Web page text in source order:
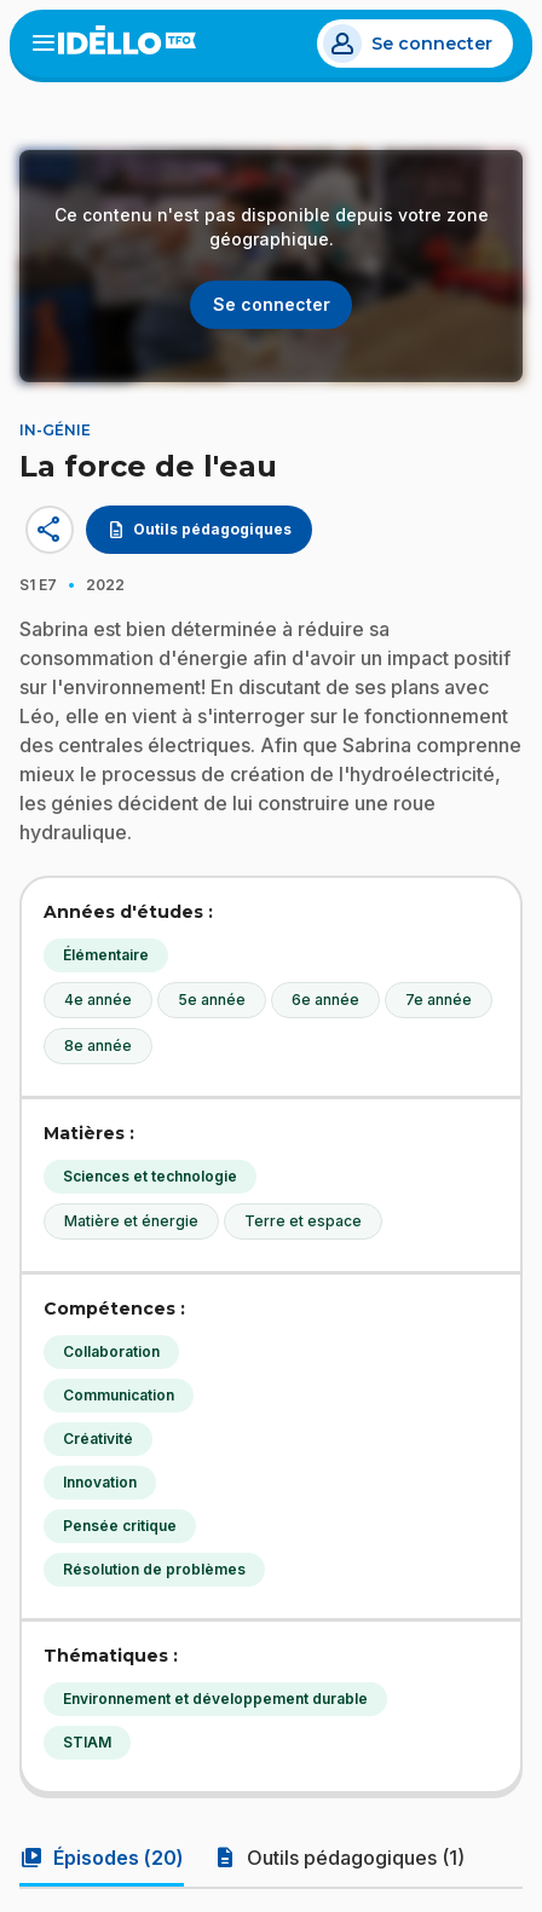
Aller
au
contenu
Open
menu
Se connecter
Ce contenu n'est pas disponible depuis votre zone
géographique.
Se connecter
IN-GÉNIE
La force de l'eau
description Outils pédagogiques
share
S1 E7 · 2022
Sabrina est bien déterminée à réduire sa
consommation d'énergie afin d'avoir un impact positif
sur l'environnement! En discutant de ses plans avec
Léo, elle en vient à s'interroger sur le fonctionnement
des centrales électriques. Afin que Sabrina comprenne
mieux le processus de création de l'hydroélectricité,
les génies décident de lui construire une roue
hydraulique.
Années d'études :
Élémentaire
4e année 5e année 6e année 7e année
8e année
Matières :
Sciences et technologie
Matière et énergie Terre et espace
Compétences :
Collaboration
Communication
Créativité
Innovation
Pensée critique
Résolution de problèmes
Thématiques :
Environnement et développement durable
STIAM
video_library Épisodes (20) description Outils pédagogiques (1)